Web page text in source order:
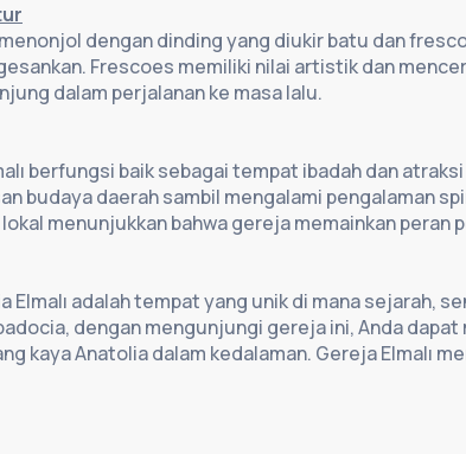
dengan dinding yang diukir batu dan
Frescoes memiliki nilai artistik dan
dalam perjalanan ke masa lalu.
berfungsi baik sebagai tempat ibadah dan
budaya daerah sambil mengalami pengalaman
menunjukkan bahwa gereja memainkan peran
Elmalı adalah tempat yang unik di mana sejarah,
dengan mengunjungi gereja ini, Anda
kaya Anatolia dalam kedalaman. Gereja Elmalı